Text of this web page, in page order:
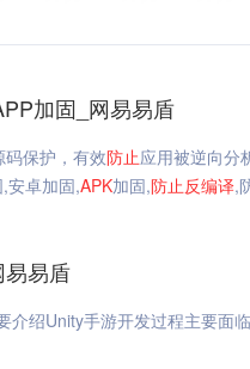
加固_网易易盾
保护，有效防止应用被逆向分
安卓加固,APK加固,防止反编译,
易易盾
绍Unity手游开发过程主要面